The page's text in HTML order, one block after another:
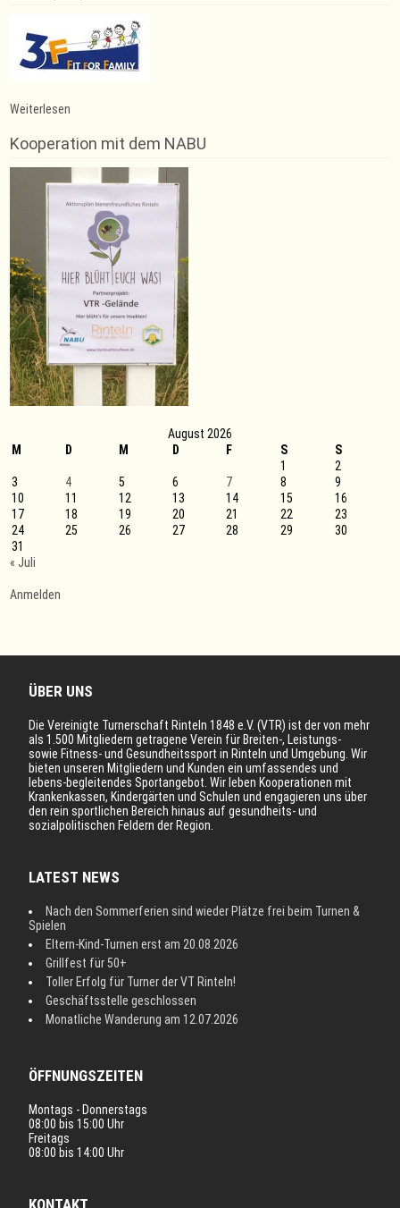
Weiterlesen
Lauf
startet
in
4
Wochen
Kooperation mit dem NABU
August 2026
M
D M D F S
S
1
2
3
4 5 6 7 8
9
10
11 12 13 14 15
16
17
18 19 20 21 22
23
24
25 26 27 28 29
30
31
« Juli
Anmelden
ÜBER UNS
Die Vereinigte Turnerschaft Rinteln 1848 e.V. (VTR) ist der von mehr
als 1.500 Mitgliedern getragene Verein für Breiten-, Leistungs-
sowie Fitness- und Gesundheitssport in Rinteln und Umgebung. Wir
bieten unseren Mitgliedern und Kunden ein umfassendes und
lebens-begleitendes Sportangebot. Wir leben Kooperationen mit
Krankenkassen, Kindergärten und Schulen und engagieren uns über
den rein sportlichen Bereich hinaus auf gesundheits- und
sozialpolitischen Feldern der Region.
LATEST NEWS
Nach den Sommerferien sind wieder Plätze frei beim Turnen &
Spielen
Eltern-Kind-Turnen erst am 20.08.2026
Grillfest für 50+
Toller Erfolg für Turner der VT Rinteln!
Geschäftsstelle geschlossen
Monatliche Wanderung am 12.07.2026
ÖFFNUNGSZEITEN
Montags - Donnerstags
08:00 bis 15:00 Uhr
Freitags
08:00 bis 14:00 Uhr
KONTAKT